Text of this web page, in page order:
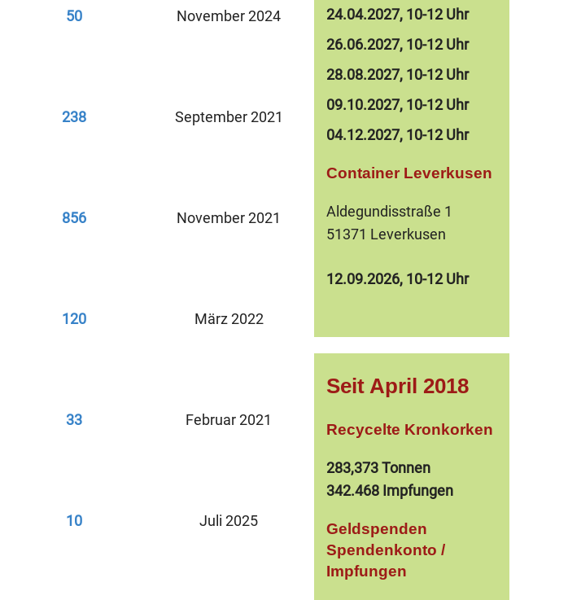
50 November 2024
238 September 2021
856 November 2021
120 März 2022
33 Februar 2021
10 Juli 2025
24.04.2027, 10-12 Uhr
26.06.2027, 10-12 Uhr
28.08.2027, 10-12 Uhr
09.10.2027, 10-12 Uhr
04.12.2027, 10-12 Uhr
Container Leverkusen
Aldegundisstraße 1
51371 Leverkusen
12.09.2026, 10-12 Uhr
Seit April 2018
Recycelte Kronkorken
283,373 Tonnen
342.468 Impfungen
Geldspenden
Spendenkonto /
Impfungen